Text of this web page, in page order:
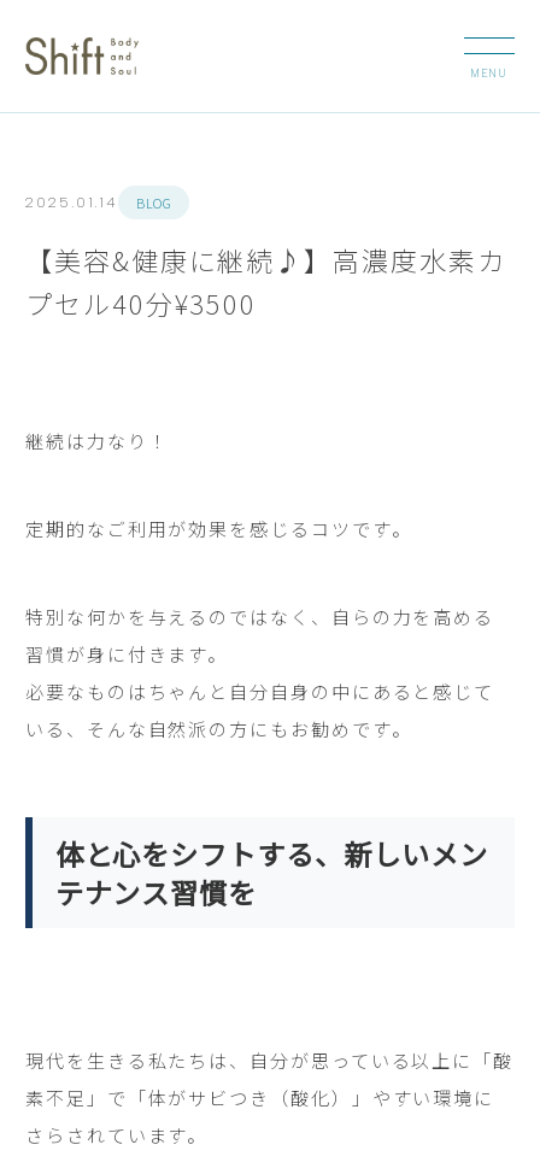
2025.01.14 BLOG
【美容&健康に継続♪】高濃度水素カ
プセル40分¥3500
継続は力なり！
定期的なご利用が効果を感じるコツです。
特別な何かを与えるのではなく、自らの力を高める
習慣が身に付きます。
必要なものはちゃんと自分自身の中にあると感じて
いる、そんな自然派の方にもお勧めです。
体と心をシフトする、新しいメン
テナンス習慣を
現代を生きる私たちは、自分が思っている以上に「酸
素不足」で「体がサビつき（酸化）」やすい環境に
さらされています。